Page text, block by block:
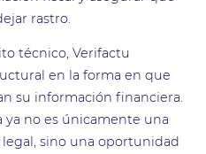
rastro.
técnico, Verifactu
en la forma en que
su información financiera.
ya no es únicamente una
sino una oportunidad